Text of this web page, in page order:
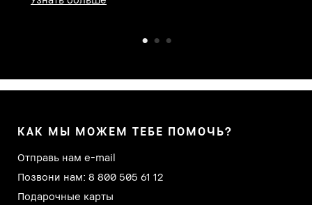
КАК МЫ МОЖЕМ ТЕБЕ ПОМОЧЬ?
Отправь нам e-mail
Позвони нам: 8 800 505 61 12
Подарочные карты